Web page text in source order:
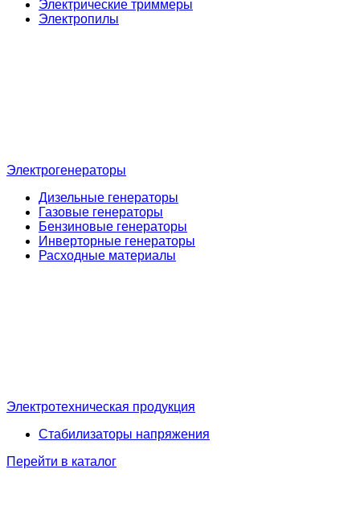
Электрические триммеры
Электропилы
Электрогенераторы
Дизельные генераторы
Газовые генераторы
Бензиновые генераторы
Инверторные генераторы
Расходные материалы
Электротехническая продукция
Стабилизаторы напряжения
Перейти в каталог